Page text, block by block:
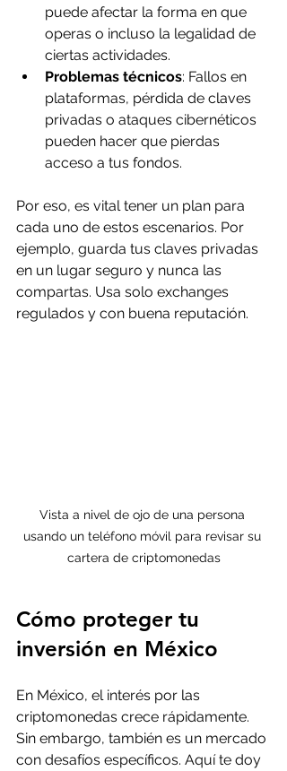
puede afectar la forma en que
operas o incluso la legalidad de
ciertas actividades.
Problemas técnicos: Fallos en
plataformas, pérdida de claves
privadas o ataques cibernéticos
pueden hacer que pierdas
acceso a tus fondos.
Por eso, es vital tener un plan para
cada uno de estos escenarios. Por
ejemplo, guarda tus claves privadas
en un lugar seguro y nunca las
compartas. Usa solo exchanges
regulados y con buena reputación.
Vista a nivel de ojo de una persona
usando un teléfono móvil para revisar su
cartera de criptomonedas
Cómo proteger tu
inversión en México
En México, el interés por las
criptomonedas crece rápidamente.
Sin embargo, también es un mercado
con desafíos específicos. Aquí te doy